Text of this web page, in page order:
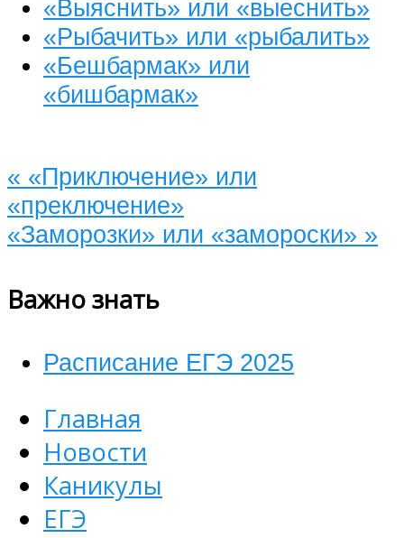
«Выяснить» или «выеснить»
«Рыбачить» или «рыбалить»
«Бешбармак» или
«бишбармак»
« «Приключение» или
«преключение»
«Заморозки» или «замороски» »
Важно знать
Расписание ЕГЭ 2025
Главная
Новости
Каникулы
ЕГЭ